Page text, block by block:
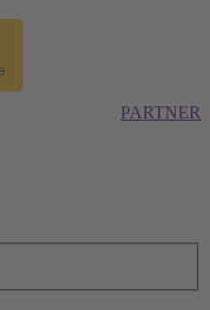
PARTNER